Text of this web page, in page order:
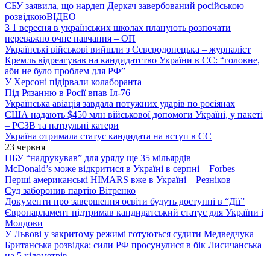
СБУ заявила, що нардеп Деркач завербований російською
розвідкоюВІДЕО
З 1 вересня в українських школах планують розпочати
переважно очне навчання – ОП
Українські військові вийшли з Сєвєродонецька – журналіст
Кремль відреагував на кандидатство України в ЄС: “головне,
аби не було проблем для РФ”
У Херсоні підірвали колаборанта
Під Рязанню в Росії впав Іл-76
Українська авіація завдала потужних ударів по росіянах
США надають $450 млн військової допомоги Україні, у пакеті
– РСЗВ та патрульні катери
Україна отримала статус кандидата на вступ в ЄС
23 червня
НБУ “надрукував” для уряду ще 35 мільярдів
McDonald’s може відкритися в Україні в серпні – Forbes
Перші американські HIMARS вже в Україні – Резніков
Суд заборонив партію Вітренко
Документи про завершення освіти будуть доступні в “Дії”
Європарламент підтримав кандидатський статус для України і
Молдови
У Львові у закритому режимі готуються судити Медведчука
Британська розвідка: сили РФ просунулися в бік Лисичанська